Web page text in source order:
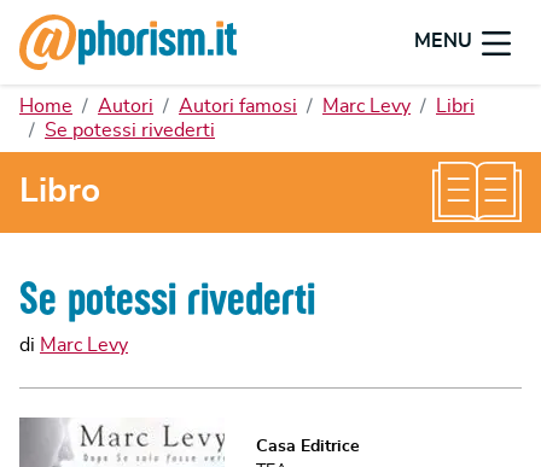
MENU
Home Autori Autori famosi Marc Levy
Libri
Se potessi rivederti
Libro
Se potessi rivederti
di Marc Levy
Casa Editrice